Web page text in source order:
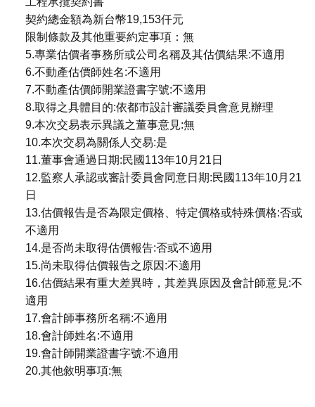
契約總金額為新台幣19,153仟元
限制條款及其他重要約定事項：無
5.專業估價者事務所或公司名稱及其估價結果:不適用
6.不動產估價師姓名:不適用
7.不動產估價師開業證書字號:不適用
8.取得之具體目的:依都市設計審議委員會意見辦理
9.本次交易表示異議之董事意見:無
10.本次交易為關係人交易:是
11.董事會通過日期:民國113年10月21日
12.監察人承認或審計委員會同意日期:民國113年10月21
日
13.估價報告是否為限定價格、特定價格或特殊價格:否或
不適用
14.是否尚未取得估價報告:否或不適用
15.尚未取得估價報告之原因:不適用
16.估價結果有重大差異時，其差異原因及會計師意見:不
適用
17.會計師事務所名稱:不適用
18.會計師姓名:不適用
19.會計師開業證書字號:不適用
20.其他敘明事項:無